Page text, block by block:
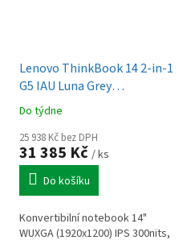
Lenovo ThinkBook 14 2-in-1
G5 IAU Luna Grey
(21SQ0014CK)
Do týdne
25 938 Kč bez DPH
31 385 Kč / ks
Do košíku
Konvertibilní notebook 14"
WUXGA (1920x1200) IPS 300nits,